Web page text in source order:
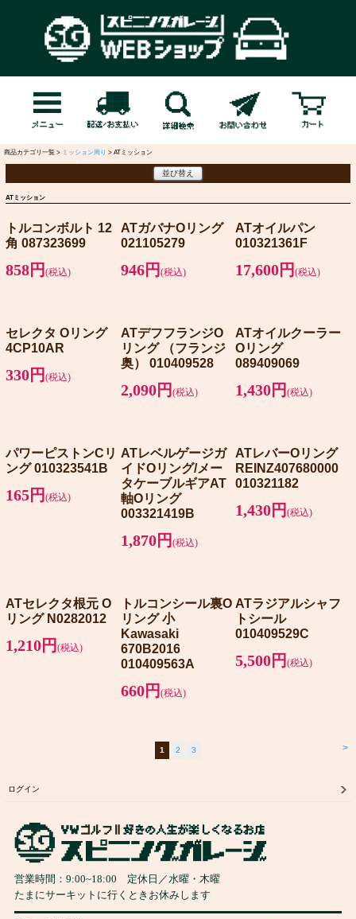
商品カテゴリ一覧 > ミッション周り > ATミッション
並び替え
ATミッション
トルコンボルト 12
角 087323699
858円 (税込)
ATガバナOリング
021105279
946円 (税込)
ATオイルパン
010321361F
17,600円(税込)
セレクタ Oリング
4CP10AR
330円 (税込)
ATデフフランジO
リング （フランジ
奥） 010409528
2,090円 (税込)
ATオイルクーラー
Oリング
089409069
1,430円(税込)
パワーピストンCリ
ング 010323541B
165円 (税込)
ATレベルゲージガ
イドOリング/メー
タケーブルギアAT
軸Oリング
003321419B
1,870円 (税込)
ATレバーOリング
REINZ407680000
010321182
1,430円(税込)
ATセレクタ根元 O
リング N0282012
1,210円 (税込)
トルコンシール裏O
リング 小
Kawasaki
670B2016
010409563A
660円 (税込)
ATラジアルシャフ
トシール
010409529C
5,500円(税込)
>
1 2 3
ログイン
営業時間： 9:00~18:00 定休日／水曜・木曜
たまにサーキットに行くときお休みします